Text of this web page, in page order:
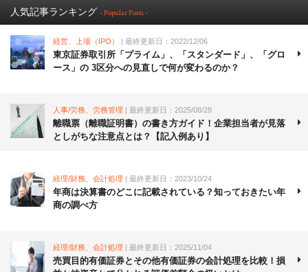
人気記事ランキング - Popular Posts -
経営、上場（IPO） | 最終更新日：2022/12/06
東京証券取引所「プライム」、「スタンダード」、「グロ
ース」の 3区分への見直しで何が変わるのか？
人事/労務、労務管理 | 最終更新日：2025/08/28
離職票（離職証明書）の書き方ガイド！企業担当者が見落
としがちな注意点とは？【記入例あり】
経理/財務、会計処理 | 最終更新日：2023/10/24
年商は決算書のどこに記載されている？知っておきたい年
商の調べ方
経理/財務、会計処理 | 最終更新日：2025/11/04
売買目的有価証券とその他有価証券の会計処理を比較！損